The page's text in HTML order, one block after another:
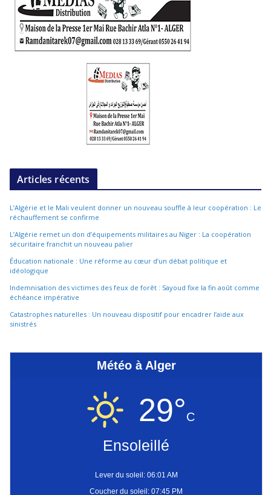
Articles récents
L’Algérie et le Mali veulent donner un nouveau souffle à leur coopération : Le
réchauffement se confirme
L’Algérie remet un don d’équipements militaires au Niger : La coopération
sécuritaire franchit un nouveau palier
Éducation nationale : Une réforme au cœur d’un débat politique et
idéologique
Indemnisation des victimes des feux de forêt : Sayoud fixe la fin août comme
échéance impérative
Catastrophes naturelles : Un nouveau dispositif pour encadrer l’aide aux
sinistrés
Météo à Alger
29°C
Ensoleillé
Lever du soleil: 06:01 AM
Coucher du soleil: 07:45 PM